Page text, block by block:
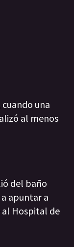
una
al menos
del baño
apuntar a
al Hospital de